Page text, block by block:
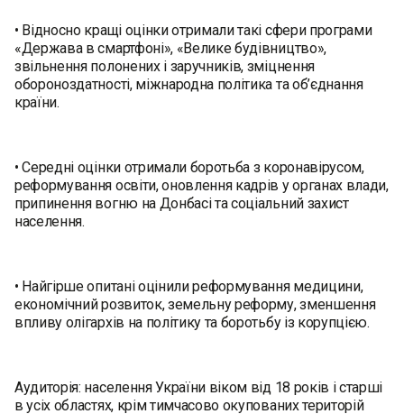
• Відносно кращі оцінки отримали такі сфери програми
«Держава в смартфоні», «Велике будівництво»,
звільнення полонених і заручників, зміцнення
обороноздатності, міжнародна політика та об’єднання
країни.
• Середні оцінки отримали боротьба з коронавірусом,
реформування освіти, оновлення кадрів у органах влади,
припинення вогню на Донбасі та соціальний захист
населення.
• Найгірше опитані оцінили реформування медицини,
економічний розвиток, земельну реформу, зменшення
впливу олігархів на політику та боротьбу із корупцією.
Аудиторія: населення України віком від 18 років і старші
в усіх областях, крім тимчасово окупованих територій